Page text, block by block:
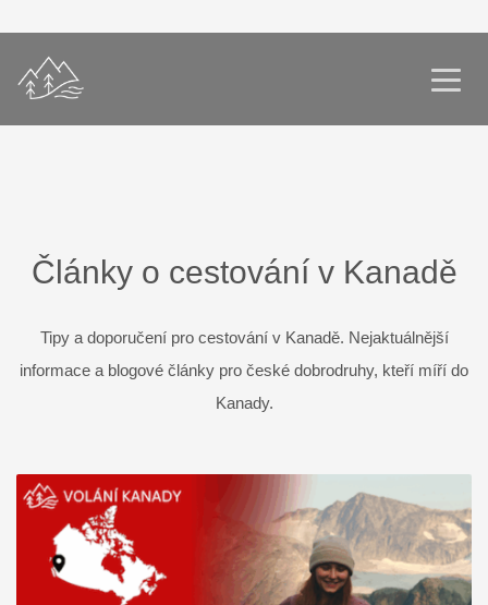
Články o cestování v Kanadě
Tipy a doporučení pro cestování v Kanadě. Nejaktuálnější
informace a blogové články pro české dobrodruhy, kteří míří do
Kanady.